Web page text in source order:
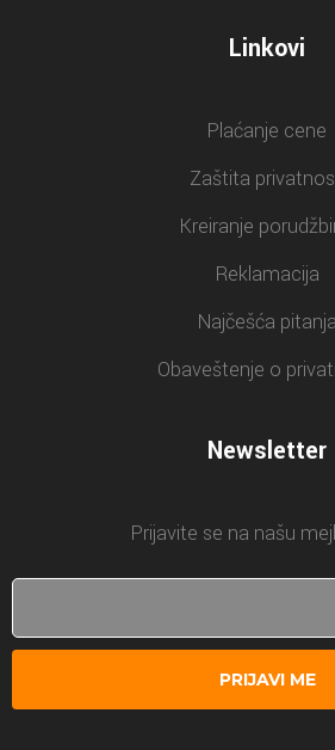
Linkovi
Plaćanje cene
Zaštita
Kreiranje
Reklamacija
Najčešća pitanja
Obaveštenje o
Newsletter
Prijavite se na našu
PRIJAVI ME